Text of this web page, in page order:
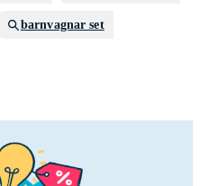
barnvagnar set